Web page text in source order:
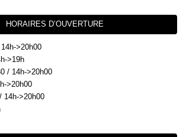
HORAIRES D’OUVERTURE
>20h00
>19h
/ 14h->20h00
>20h00
14h->20h00